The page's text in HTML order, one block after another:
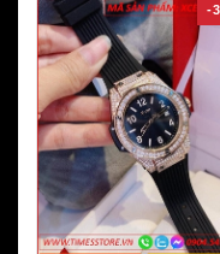
-